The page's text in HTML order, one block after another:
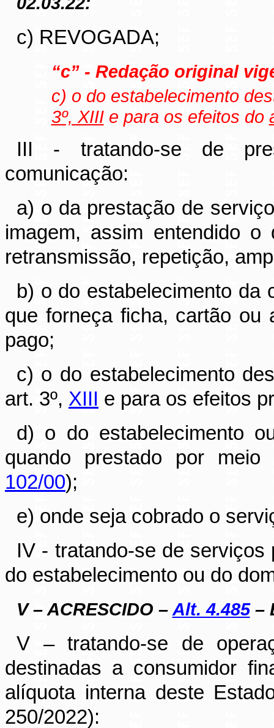
c) REVOGADA;
“c” - Redação original
c) o do estabelecimento
3º, XIIIe para os efeitos do
III - tratando-se de
comunicação:
a) o da prestação de
imagem, assim entendido o
retransmissão, repetição,
b) o do estabelecimento da
que forneça ficha, cartão ou
pago;
c) o do estabelecimento
art. 3º, XIII e para os efeitos
d) o do estabelecimento
quando prestado por
102/00);
e) onde seja cobrado o
IV - tratando-se de
do estabelecimento ou do
V – ACRESCIDO – Alt. 4.485–
V – tratando-se de
destinadas a consumidor
alíquota interna deste
250/2022):